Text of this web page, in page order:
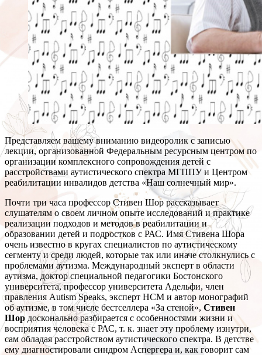
Представляем вашему вниманию видеоролик с записью
лекции, организованной Федеральным ресурсным центром по
организации комплексного сопровождения детей с
расстройствами аутистического спектра МГППУ и Центром
реабилитации инвалидов детства «Наш солнечный мир».
Почти три часа профессор Стивен Шор рассказывает
слушателям о своем личном опыте исследований и практике
реализации подходов и методов в реабилитации и
образовании детей и подростков с РАС. Имя Стивена Шора
очень известно в кругах специалистов по аутистическому
сегменту и среди людей, которые так или иначе столкнулись с
проблемами аутизма. Международный эксперт в области
аутизма, доктор специальной педагогики Бостонского
университета, профессор университета Адельфи, член
правления Autism Speaks, эксперт НСМ и автор монографий
об аутизме, в том числе бестселлера «За стеной», Стивен
Шор досконально разбирается с особенностями жизни и
восприятия человека с РАС, т. к. знает эту проблему изнутри,
сам обладая расстройством аутистического спектра. В детстве
ему диагностировали синдром Аспергера и, как говорит сам